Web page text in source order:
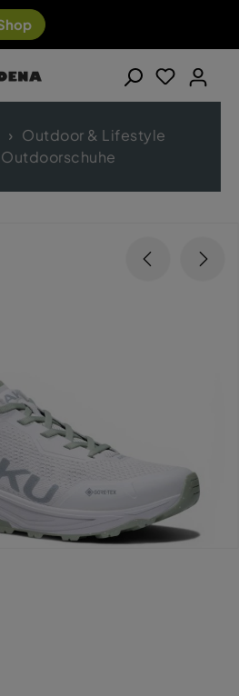
Outdoor & Lifestyle
Outdoorschuhe